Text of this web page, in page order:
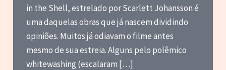
in the Shell, estrelado por Scarlett Johansson é
uma daquelas obras que já nascem dividindo
opiniões. Muitos já odiavam o filme antes
mesmo de sua estreia. Alguns pelo polêmico
whitewashing (escalaram […]